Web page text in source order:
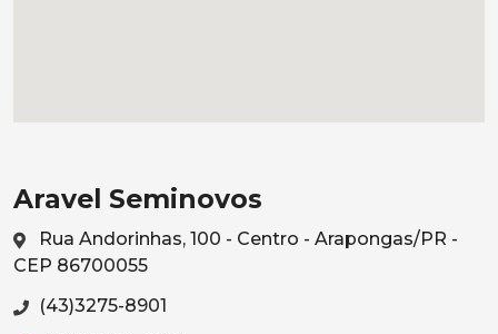
Aravel Seminovos
Rua Andorinhas, 100 - Centro - Arapongas/PR -
CEP 86700055
(43)3275-8901